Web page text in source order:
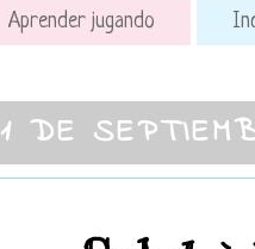
Aprender jugando
1 DE